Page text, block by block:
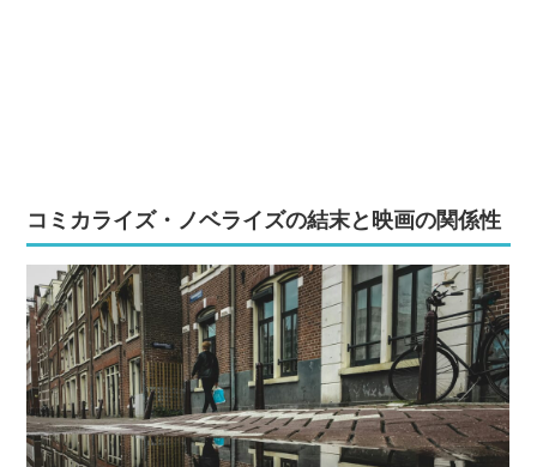
コミカライズ・ノベライズの結末と映画の関係性